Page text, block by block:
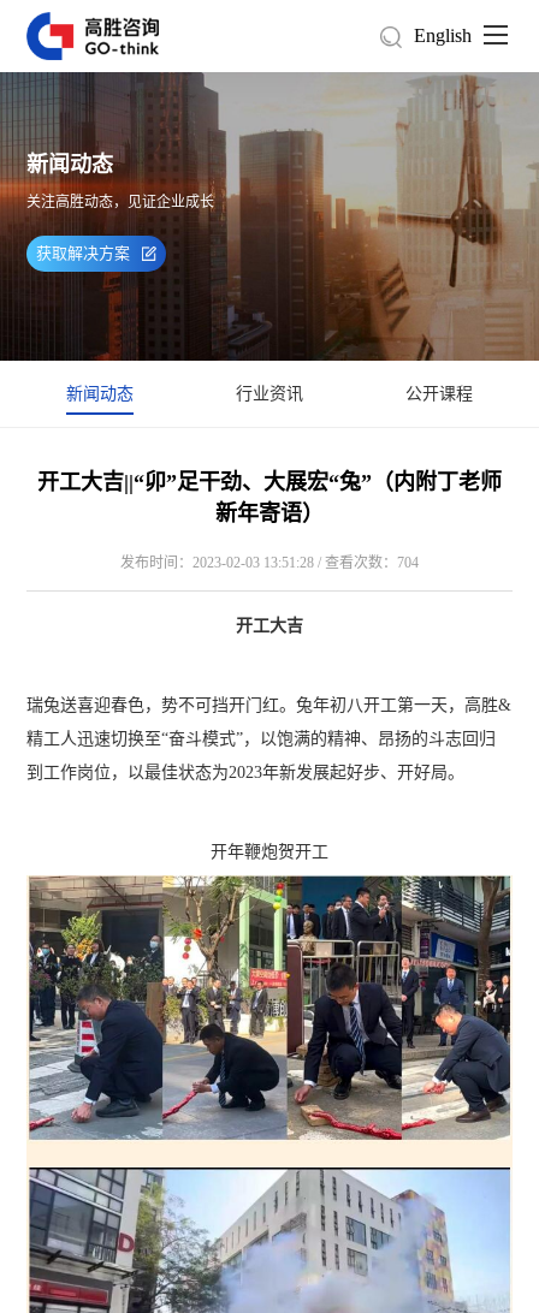
English
新闻动态
关注高胜动态，见证企业成长
获取解决方案
新闻动态 行业资讯 公开课程
开工大吉||“卯”足干劲、大展宏“兔”（内附丁老师
新年寄语）
发布时间：2023-02-03 13:51:28 / 查看次数：704
开工大吉
瑞兔送喜迎春色，势不可挡开门红。兔年初八开工第一天，高胜&
精工人迅速切换至“奋斗模式”，以饱满的精神、昂扬的斗志回归
到工作岗位，以最佳状态为2023年新发展起好步、开好局。
开年鞭炮贺开工